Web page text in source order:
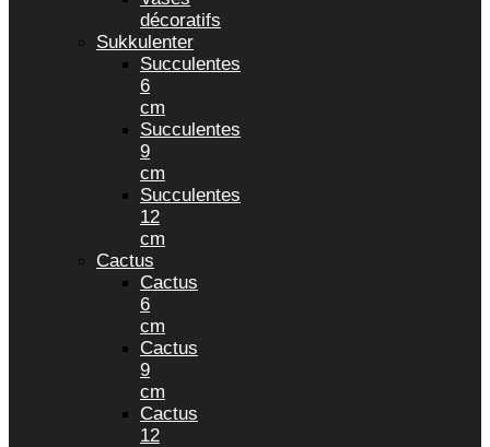
décoratifs
Sukkulenter
Succulentes
6
cm
Succulentes
9
cm
Succulentes
12
cm
Cactus
Cactus
6
cm
Cactus
9
cm
Cactus
12